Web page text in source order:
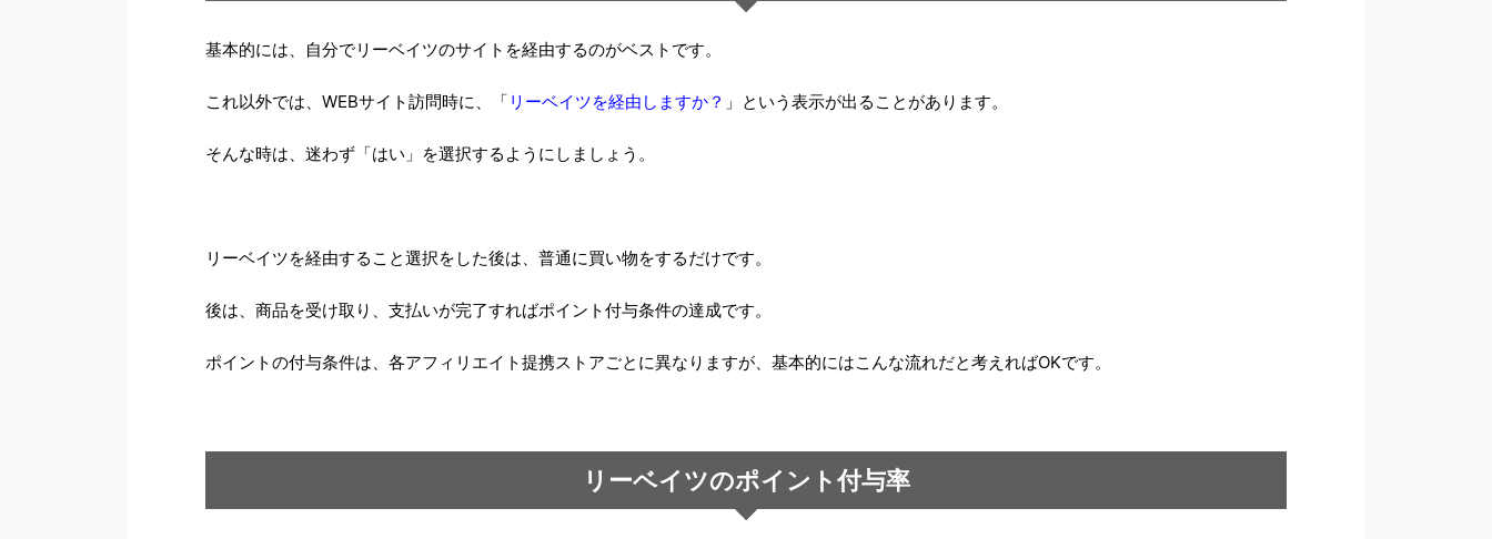
基本的には、自分でリーベイツのサイトを経由するのがベストです。
これ以外では、WEBサイト訪問時に、「 リーベイツを経由しますか？ 」という表示が出ることがあります。
そんな時は、迷わず「はい」を選択するようにしましょう。
リーベイツを経由すること選択をした後は、普通に買い物をするだけです。
後は、商品を受け取り、支払いが完了すればポイント付与条件の達成です。
ポイントの付与条件は、各アフィリエイト提携ストアごとに異なりますが、基本的にはこんな流れだと考えればOKです。
リーベイツのポイント付与率